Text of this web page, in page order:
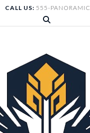
CALL US: 555-PANORAMIC